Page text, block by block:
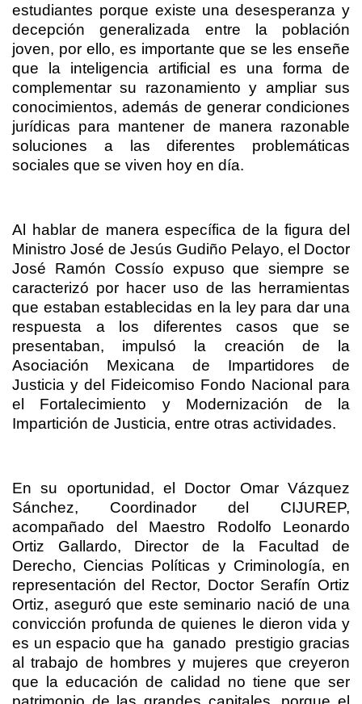
estudiantes porque existe una desesperanza y
decepción generalizada entre la población
joven, por ello, es importante que se les enseñe
que la inteligencia artificial es una forma de
complementar su razonamiento y ampliar sus
conocimientos, además de generar condiciones
jurídicas para mantener de manera razonable
soluciones a las diferentes problemáticas
sociales que se viven hoy en día.
Al hablar de manera específica de la figura del
Ministro José de Jesús Gudiño Pelayo, el Doctor
José Ramón Cossío expuso que siempre se
caracterizó por hacer uso de las herramientas
que estaban establecidas en la ley para dar una
respuesta a los diferentes casos que se
presentaban, impulsó la creación de la
Asociación Mexicana de Impartidores de
Justicia y del Fideicomiso Fondo Nacional para
el Fortalecimiento y Modernización de la
Impartición de Justicia, entre otras actividades.
En su oportunidad, el Doctor Omar Vázquez
Sánchez, Coordinador del CIJUREP,
acompañado del Maestro Rodolfo Leonardo
Ortiz Gallardo, Director de la Facultad de
Derecho, Ciencias Políticas y Criminología, en
representación del Rector, Doctor Serafín Ortiz
Ortiz, aseguró que este seminario nació de una
convicción profunda de quienes le dieron vida y
es un espacio que ha ganado
prestigio gracias
al trabajo de hombres y mujeres que creyeron
que la educación de calidad no tiene que ser